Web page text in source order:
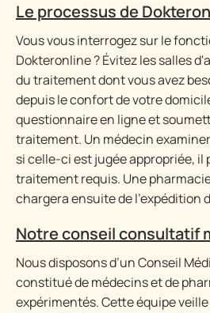
Le processus de
Vous vous interrogez sur le
Dokteronline ? Évitez les salles
du traitement dont vous avez
depuis le confort de votre
questionnaire en ligne et
traitement. Un médecin
si celle-ci est jugée appropriée, il
traitement requis. Une
chargera ensuite de l'expédition
Notre conseil consultatif
Nous disposons d’un Conseil
constitué de médecins et de
expérimentés. Cette équipe